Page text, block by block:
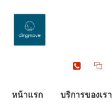
หน้าแรก บริการของเรา